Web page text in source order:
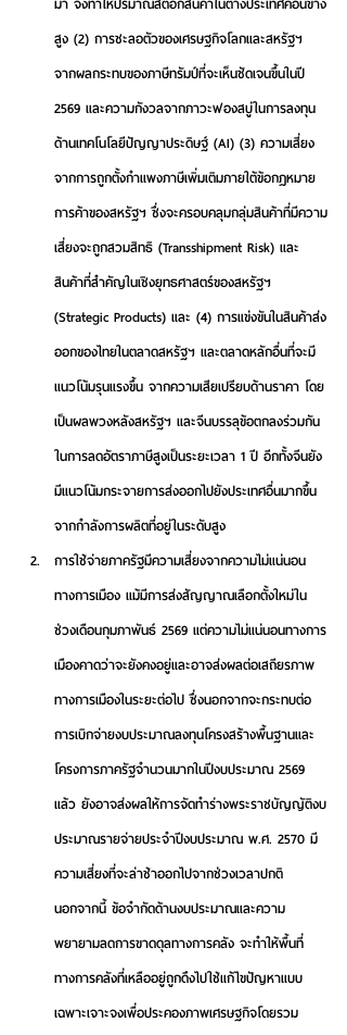
สูง (2) การชะลอตัวของเศรษฐกิจโลกและสหรัฐฯ
จากผลกระทบของภาษีทรัมป์ที่จะเห็นชัดเจนขึ้นในปี
2569 และความกังวลจากภาวะฟองสบู่ในการลงทุน
ด้านเทคโนโลยีปัญญาประดิษฐ์ (AI) (3) ความเสี่ยง
จากการถูกตั้งกำแพงภาษีเพิ่มเติมภายใต้ข้อกฎหมาย
การค้าของสหรัฐฯ ซึ่งจะครอบคลุมกลุ่มสินค้าที่มีความ
เสี่ยงจะถูกสวมสิทธิ (Transshipment Risk) และ
สินค้าที่สำคัญในเชิงยุทธศาสตร์ของสหรัฐฯ
(Strategic Products) และ (4) การแข่งขันในสินค้าส่ง
ออกของไทยในตลาดสหรัฐฯ และตลาดหลักอื่นที่จะมี
แนวโน้มรุนแรงขึ้น จากความเสียเปรียบด้านราคา โดย
เป็นผลพวงหลังสหรัฐฯ และจีนบรรลุข้อตกลงร่วมกัน
ในการลดอัตราภาษีสูงเป็นระยะเวลา 1 ปี อีกทั้งจีนยัง
มีแนวโน้มกระจายการส่งออกไปยังประเทศอื่นมากขึ้น
จากกำลังการผลิตที่อยู่ในระดับสูง
การใช้จ่ายภาครัฐมีความเสี่ยงจากความไม่แน่นอน
ทางการเมือง แม้มีการส่งสัญญาณเลือกตั้งใหม่ใน
ช่วงเดือนกุมภาพันธ์ 2569 แต่ความไม่แน่นอนทางการ
เมืองคาดว่าจะยังคงอยู่และอาจส่งผลต่อเสถียรภาพ
ทางการเมืองในระยะต่อไป ซึ่งนอกจากจะกระทบต่อ
การเบิกจ่ายงบประมาณลงทุนโครงสร้างพื้นฐานและ
โครงการภาครัฐจำนวนมากในปีงบประมาณ 2569
แล้ว ยังอาจส่งผลให้การจัดทำร่างพระราชบัญญัติงบ
ประมาณรายจ่ายประจำปีงบประมาณ พ.ศ. 2570 มี
ความเสี่ยงที่จะล่าช้าออกไปจากช่วงเวลาปกติ
นอกจากนี้ ข้อจำกัดด้านงบประมาณและความ
พยายามลดการขาดดุลทางการคลัง จะทำให้พื้นที่
ทางการคลังที่เหลืออยู่ถูกดึงไปใช้แก้ไขปัญหาแบบ
เฉพาะเจาะจงเพื่อประคองภาพเศรษฐกิจโดยรวม